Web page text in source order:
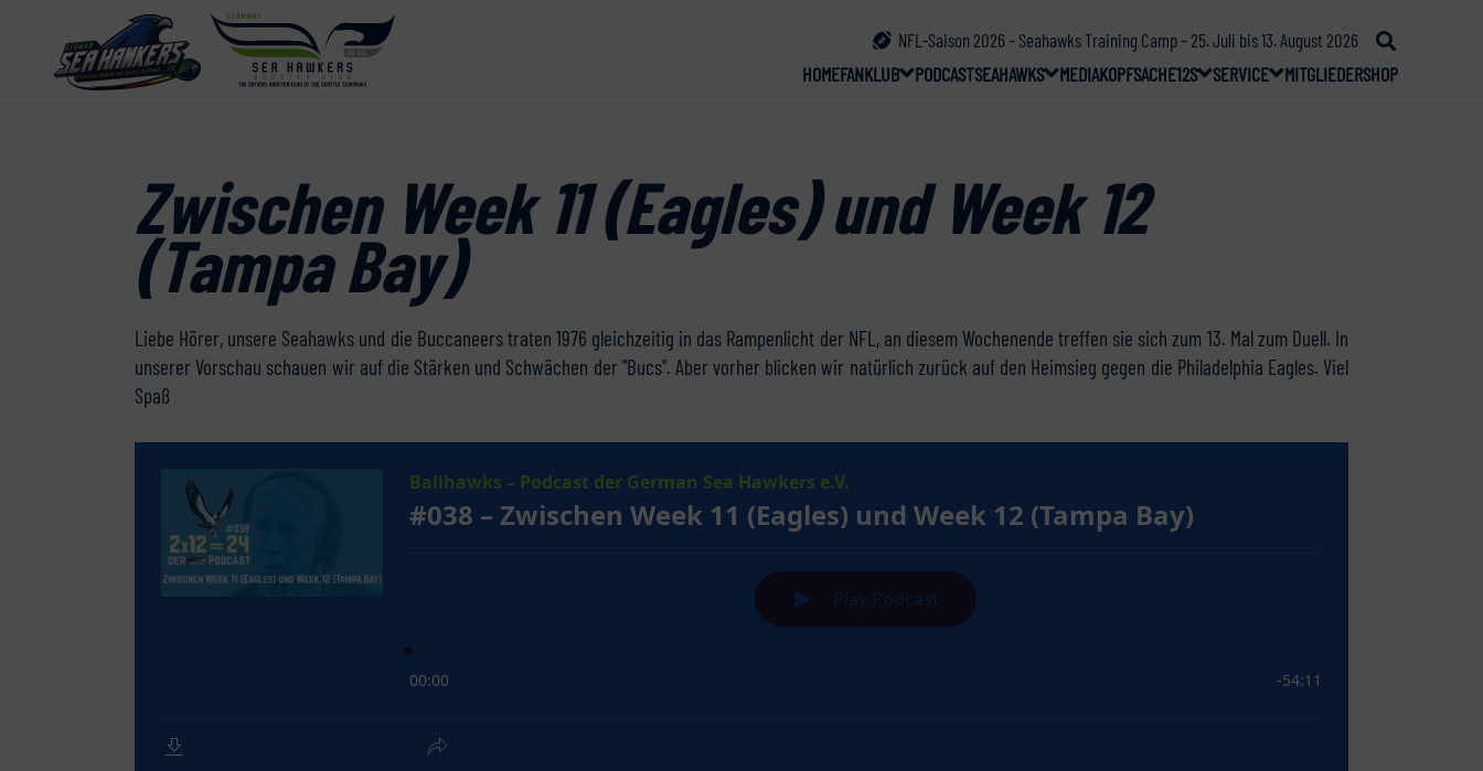
NFL-Saison 2026 – Seahawks Training Camp – 25. Juli bis 13. August 2026
HOMEFANKLUB PODCASTSEAHAWKS MEDIAKOPFSACHE12S SERVICE MITGLIEDERSHOP
Zwischen Week 11 (Eagles) und Week 12
(Tampa Bay)
Liebe Hörer, unsere Seahawks und die Buccaneers traten 1976 gleichzeitig in das Rampenlicht der NFL, an diesem Wochenende treffen sie sich zum 13. Mal zum Duell. In
unserer Vorschau schauen wir auf die Stärken und Schwächen der "Bucs". Aber vorher blicken wir natürlich zurück auf den Heimsieg gegen die Philadelphia Eagles. Viel
Spaß